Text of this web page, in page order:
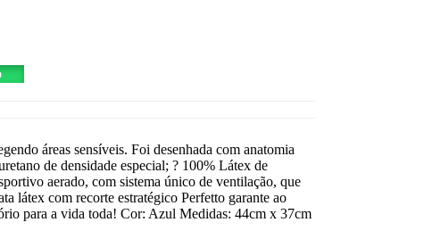
áreas sensíveis. Foi desenhada com anatomia
de densidade especial; ? 100% Látex de
aerado, com sistema único de ventilação, que
látex com recorte estratégico Perfetto garante ao
para a vida toda! Cor: Azul Medidas: 44cm x 37cm